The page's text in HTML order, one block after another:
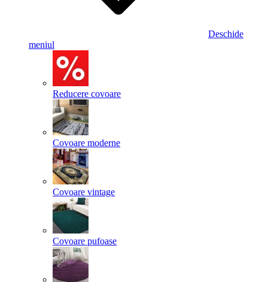
Deschide
meniul
Reducere covoare
Covoare moderne
Covoare vintage
Covoare pufoase